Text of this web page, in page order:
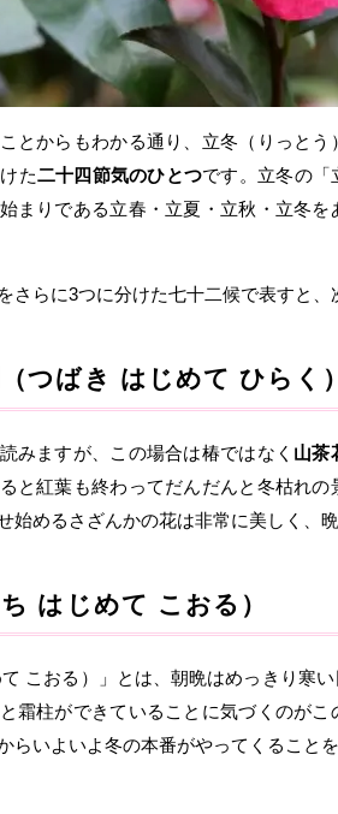
とからもわかる通り、立冬（りっとう
た二十四節気のひとつです。立冬の「
まりである立春・立夏・立秋・立冬
さらに3つに分けた七十二候で表すと、
つばき はじめて ひらく）
みますが、この場合は椿ではなく 山茶
と紅葉も終わってだんだんと冬枯れ
始めるさざんかの花は非常に美しく、
はじめて こおる）
て こおる）」とは、朝晩はめっきり寒
霜柱ができていることに気づくのが
らいよいよ冬の本番がやってくること